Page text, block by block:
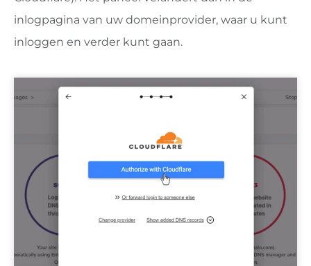
inlogpagina van uw domeinprovider, waar u kunt
inloggen en verder kunt gaan.